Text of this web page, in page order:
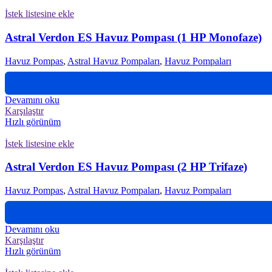
İstek listesine ekle
Astral Verdon ES Havuz Pompası (1 HP Monofaze)
Havuz Pompas, Astral Havuz Pompaları, Havuz Pompaları
Devamını oku
Karşılaştır
Hızlı görünüm
İstek listesine ekle
Astral Verdon ES Havuz Pompası (2 HP Trifaze)
Havuz Pompas, Astral Havuz Pompaları, Havuz Pompaları
Devamını oku
Karşılaştır
Hızlı görünüm